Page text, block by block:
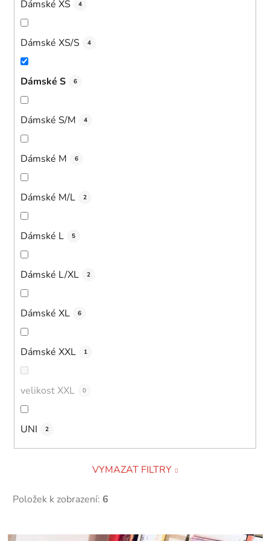
Dámské XS 4
Dámské XS/S 4
Dámské S 6
Dámské S/M 4
Dámské M 6
Dámské M/L 2
Dámské L 5
Dámské L/XL 2
Dámské XL 6
Dámské XXL 1
velikost XXL 0
UNI 2
VYMAZAT FILTRY
Položek k zobrazení: 6
V